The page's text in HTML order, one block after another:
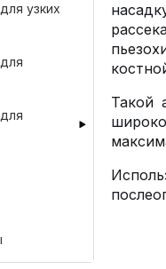
узких
Такой